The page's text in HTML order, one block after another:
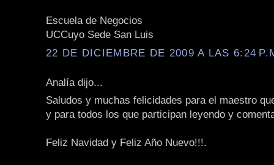
Escuela de Negocios
UCCuyo Sede San Luis
22 DE DICIEMBRE DE 2009 A LAS 6:24
Analía dijo...
Saludos y muchas felicidades para el maestro
y para todos los que participan leyendo y
Feliz Navidad y Feliz Año Nuevo!!!.